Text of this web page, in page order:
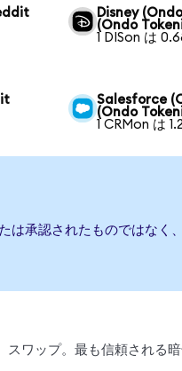
Disney
(Ondo
1 DISon は
Salesforce
(Ondo
1 CRMon は
は承認されたものではな
ワップ。最も信頼される暗